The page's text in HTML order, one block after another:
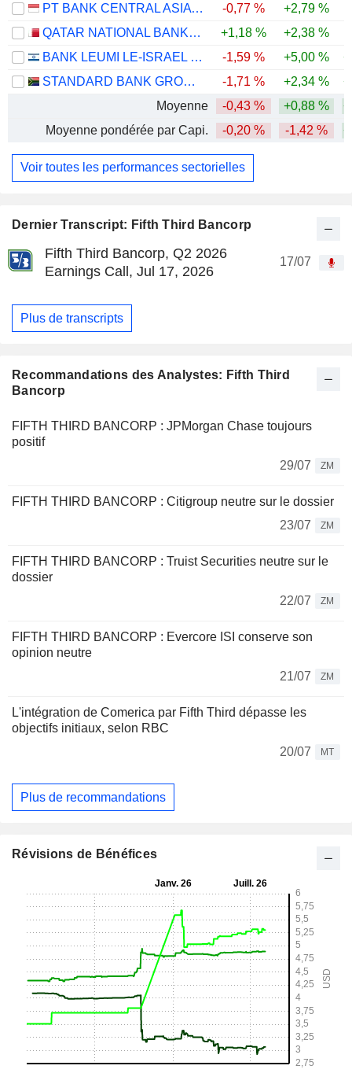
Dernier Transcript: Fifth Third Bancorp
Fifth Third Bancorp, Q2 2026
Earnings Call, Jul 17, 2026
17/07
Plus de transcripts
Recommandations des Analystes: Fifth Third
Bancorp
FIFTH THIRD BANCORP : JPMorgan Chase toujours
positif
29/07
ZM
FIFTH THIRD BANCORP : Citigroup neutre sur le dossier
23/07
ZM
FIFTH THIRD BANCORP : Truist Securities neutre sur le
dossier
22/07
ZM
FIFTH THIRD BANCORP : Evercore ISI conserve son
opinion neutre
21/07
ZM
L'intégration de Comerica par Fifth Third dépasse les
objectifs initiaux, selon RBC
20/07
MT
Plus de recommandations
PT BANK CENTRAL ASIA TBK
-0,77 % +2,79 %
QATAR NATIONAL BANK (Q.P.S.C.)
+1,18 % +2,38 %
BANK LEUMI LE-ISRAEL B.M.
-1,59 % +5,00 %
STANDARD BANK GROUP LIMITED
-1,71 % +2,34 %
Moyenne
-0,43 % +0,88 %
Moyenne pondérée par Capi.
-0,20 % -1,42 %
Voir toutes les performances sectorielles
Révisions de Bénéfices